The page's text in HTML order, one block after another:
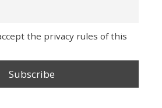
the privacy rules of this